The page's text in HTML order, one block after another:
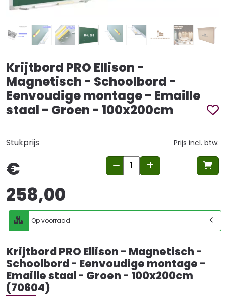
Krijtbord PRO Ellison -
Magnetisch - Schoolbord -
Eenvoudige montage - Emaille
staal - Groen - 100x200cm
Stukprijs Prijs incl. btw.
€
258,00
Op voorraad
Krijtbord PRO Ellison - Magnetisch -
Schoolbord - Eenvoudige montage -
Emaille staal - Groen - 100x200cm
(70604)